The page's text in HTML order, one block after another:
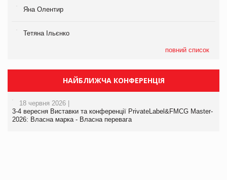
Яна Олентир
Тетяна Ільєнко
повний список
НАЙБЛИЖЧА КОНФЕРЕНЦІЯ
18 червня 2026 |
3-4 вересня Виставки та конференції PrivateLabel&FMCG Master-
2026: Власна марка - Власна перевага